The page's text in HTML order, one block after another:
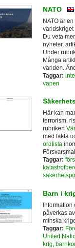
NATO
NATO är
världskriget
Du veta
nyheter,
Under
Många
världen.
Taggar:
vapen
Här kan
terrorism,
rubriken
med fakta
ordlista
Taggar:
Barn i
Information
påverkas
minska
Taggar:
United
krig,